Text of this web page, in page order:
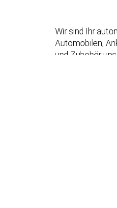
Wir sind Ihr
Automobilen;
und Zubehör